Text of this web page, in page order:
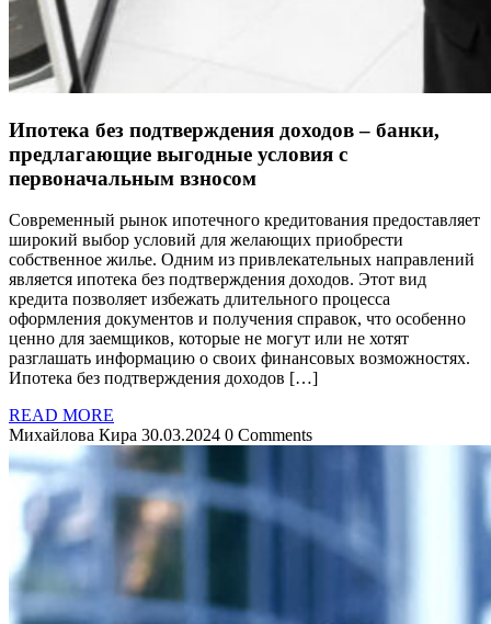
Ипотека без подтверждения доходов – банки,
предлагающие выгодные условия с
первоначальным взносом
Современный рынок ипотечного кредитования предоставляет
широкий выбор условий для желающих приобрести
собственное жилье. Одним из привлекательных направлений
является ипотека без подтверждения доходов. Этот вид
кредита позволяет избежать длительного процесса
оформления документов и получения справок, что особенно
ценно для заемщиков, которые не могут или не хотят
разглашать информацию о своих финансовых возможностях.
Ипотека без подтверждения доходов […]
READ MORE
Михайлова Кира 30.03.2024 0 Comments